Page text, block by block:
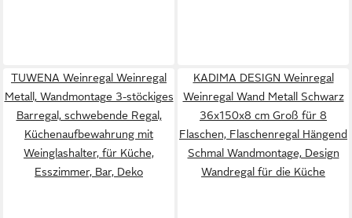
TUWENA Weinregal Weinregal
Metall, Wandmontage 3-stöckiges
Barregal, schwebende Regal,
Küchenaufbewahrung mit
Weinglashalter, für Küche,
Esszimmer, Bar, Deko
KADIMA DESIGN Weinregal
Weinregal Wand Metall Schwarz
36x150x8 cm Groß für 8
Flaschen, Flaschenregal Hängend
Schmal Wandmontage, Design
Wandregal für die Küche